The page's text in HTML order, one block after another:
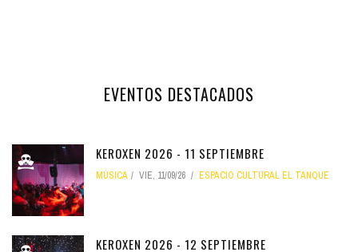
EVENTOS DESTACADOS
KEROXEN 2026 - 11 SEPTIEMBRE
MÚSICA VIE, 11/09/26 ESPACIO CULTURAL EL TANQUE
KEROXEN 2026 - 12 SEPTIEMBRE